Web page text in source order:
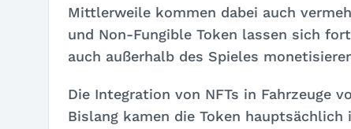
Mittlerweile kommen dabei auch
und Non-Fungible Token lassen sich
auch außerhalb des Spieles
Die Integration von NFTs in Fahrzeuge
Bislang kamen die Token